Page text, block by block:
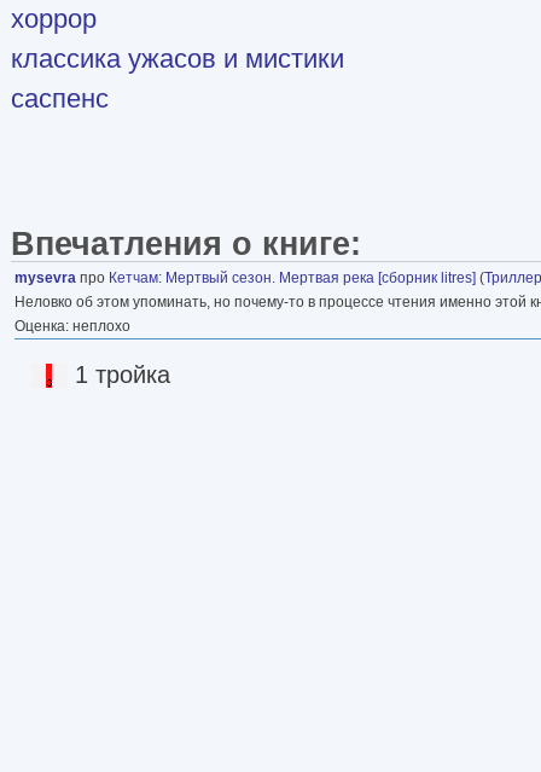
хоррор
классика ужасов и мистики
саспенс
Впечатления о книге:
mysevra про Кетчам: Мертвый сезон. Мертвая река [сборник litres] (Триллер
Неловко об этом упоминать, но почему-то в процессе чтения именно этой
Оценка: неплохо
1 тройка